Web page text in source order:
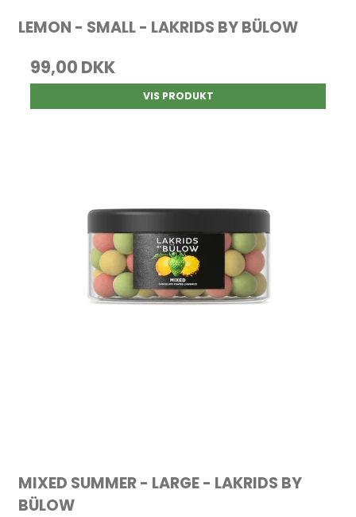
LEMON - SMALL - LAKRIDS BY BÜLOW
99,00 DKK
VIS PRODUKT
MIXED SUMMER - LARGE - LAKRIDS BY
BÜLOW